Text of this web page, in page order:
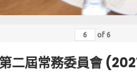
of 6
二屆常務委員會